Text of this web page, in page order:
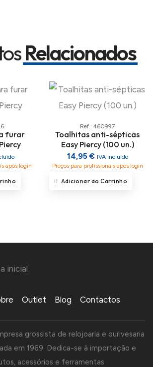
Relacionados
furar
após login
Ref.: 460997
Toalhitas anti-sépticas
Easy Piercy (100 un.)
14,95 € IVA incluído
Preços para profissionais após login
Adicionar ao Carrinho
Outlet Blog Contactos
grossista de relojoaria e ourivesaria
em 1969. Dedica-se à importação e
acessórios e ferramentas